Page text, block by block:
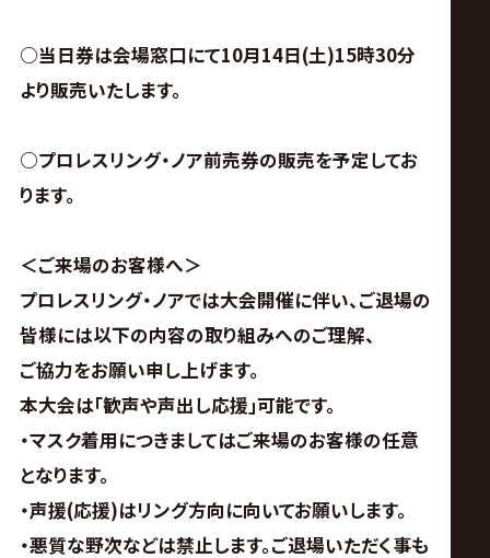
○当日券は会場窓口にて10月14日(土)15時30分
より販売いたします。
○プロレスリング・ノア前売券の販売を予定してお
ります。
＜ご来場のお客様へ＞
プロレスリング・ノアでは大会開催に伴い、ご退場の
皆様には以下の内容の取り組みへのご理解、
ご協力をお願い申し上げます。
本大会は｢歓声や声出し応援｣可能です。
・マスク着用につきましてはご来場のお客様の任意
となります。
・声援(応援)はリング方向に向いてお願いします。
・悪質な野次などは禁止します。ご退場いただく事も